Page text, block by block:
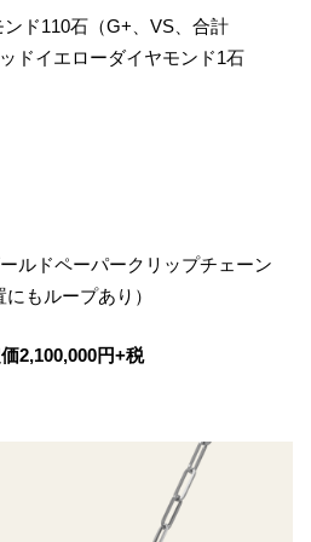
ド110石（G+、VS、合計
ドイエローダイヤモンド1石
ルドペーパークリップチェーン
もループあり）
2,100,000円+税